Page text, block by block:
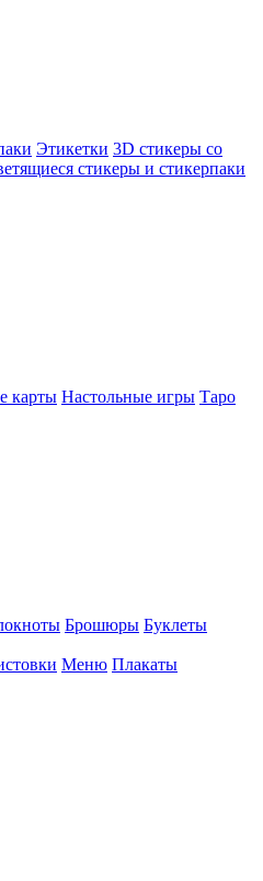
Этикетки 3D стикеры со
стикеры и стикерпаки
карты Настольные игры Таро
Брошюры Буклеты
Меню Плакаты